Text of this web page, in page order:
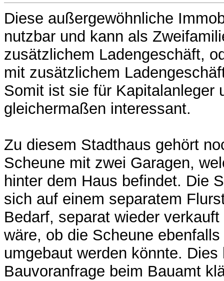
Diese außergewöhnliche
nutzbar und kann als
zusätzlichem Ladengeschäft,
mit zusätzlichem
Somit ist sie für Kapitalanleger
gleichermaßen interessant.
Zu diesem Stadthaus gehört
Scheune mit zwei Garagen,
hinter dem Haus befindet. Die
sich auf einem separatem
Bedarf, separat wieder
wäre, ob die Scheune
umgebaut werden könnte.
Bauvoranfrage beim Bauamt